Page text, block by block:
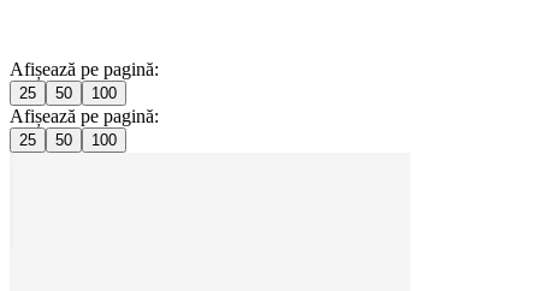
Afișează pe pagină:
25 50 100
Afișează pe pagină:
25 50 100